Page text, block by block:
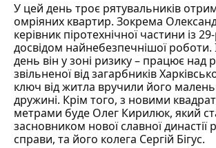
У цей день троє рятувальників
омріяних квартир. Зокрема
керівник піротехнічної частини із
досвідом найнебезпечнішої роботи.
день він у зоні ризику – працює над
звільненої від загарбників
ключ від житла вручили його
дружині. Крім того, з новими
метрами буде Олег Кирилюк, який
засновником нової славної династії
справи, та його колега Сергій Бігус.